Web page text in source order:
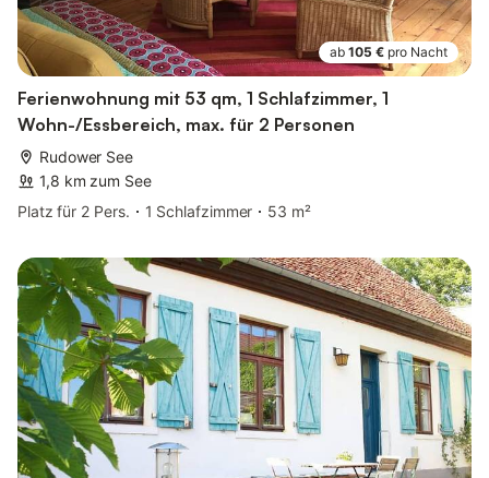
ab 105 € pro Nacht
Ferienwohnung mit 53 qm, 1 Schlafzimmer, 1
Wohn-/Essbereich, max. für 2 Personen
Rudower See
1,8 km zum See
Platz für 2 Pers.
1 Schlafzimmer 53 m²